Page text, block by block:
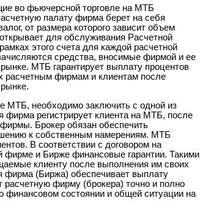
во фьючерсной торговле на МТБ
палату фирма берет на себя
от размера которого зависит объем
для обслуживания Расчетной
этого счета для каждой расчетной
средства, вносимые фирмой и ее
МТБ гарантирует выплату процентов
расчетным фирмам и клиентам после
необходимо заключить с одной из
фирма регистрирует клиента на МТБ, после
Брокер обязан обеспечить
к собственным намерениям. МТБ
В соответствии с договором на
фирме и Бирже финансовые гарантии. Такими
клиенту после выполнения им своих
фирма (Биржа) обеспечивает выплату
фирму (брокера) точно и полно
финансовом состоянии и общей ситуации на